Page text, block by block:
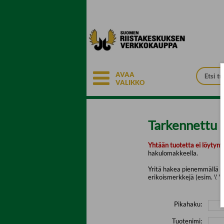
AVAA
VALIKKO
Tarkennettu
Yhtään tuotetta ei löytynyt.
hakulomakkeella.
Yritä hakea pienemmällä
erikoismerkkejä (esim. \' "
Pikahaku:
Tuotenimi: